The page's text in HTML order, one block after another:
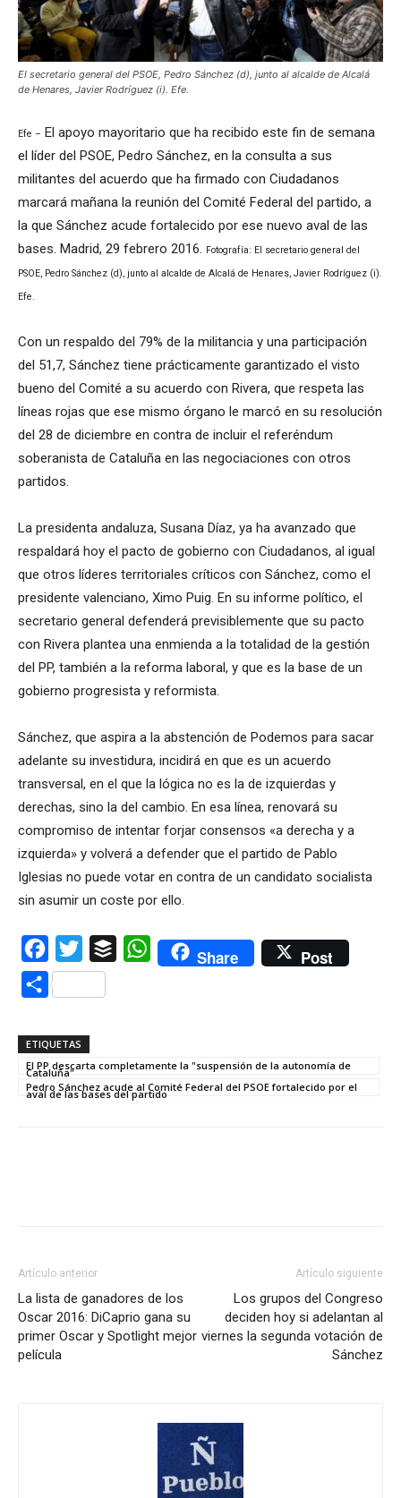
El secretario general del PSOE, Pedro Sánchez (d), junto al alcalde de Alcalá
de Henares, Javier Rodríguez (i). Efe.
Efe – El apoyo mayoritario que ha recibido este fin de semana
el líder del PSOE, Pedro Sánchez, en la consulta a sus
militantes del acuerdo que ha firmado con Ciudadanos
marcará mañana la reunión del Comité Federal del partido, a
la que Sánchez acude fortalecido por ese nuevo aval de las
bases. Madrid, 29 febrero 2016. Fotografía: El secretario general del
PSOE, Pedro Sánchez (d), junto al alcalde de Alcalá de Henares, Javier Rodríguez (i).
Efe.
Con un respaldo del 79% de la militancia y una participación
del 51,7, Sánchez tiene prácticamente garantizado el visto
bueno del Comité a su acuerdo con Rivera, que respeta las
líneas rojas que ese mismo órgano le marcó en su resolución
del 28 de diciembre en contra de incluir el referéndum
soberanista de Cataluña en las negociaciones con otros
partidos.
La presidenta andaluza, Susana Díaz, ya ha avanzado que
respaldará hoy el pacto de gobierno con Ciudadanos, al igual
que otros líderes territoriales críticos con Sánchez, como el
presidente valenciano, Ximo Puig. En su informe político, el
secretario general defenderá previsiblemente que su pacto
con Rivera plantea una enmienda a la totalidad de la gestión
del PP, también a la reforma laboral, y que es la base de un
gobierno progresista y reformista.
Sánchez, que aspira a la abstención de Podemos para sacar
adelante su investidura, incidirá en que es un acuerdo
transversal, en el que la lógica no es la de izquierdas y
derechas, sino la del cambio. En esa línea, renovará su
compromiso de intentar forjar consensos «a derecha y a
izquierda» y volverá a defender que el partido de Pablo
Iglesias no puede votar en contra de un candidato socialista
sin asumir un coste por ello.
Facebook
Twitter Buffer WhatsAppShare Post
Compartir
ETIQUETAS
El PP descarta completamente la "suspensión de la autonomía de
Cataluña"
Pedro Sánchez acude al Comité Federal del PSOE fortalecido por el
aval de las bases del partido
Artículo anterior
La lista de ganadores de los
Oscar 2016: DiCaprio gana su
primer Oscar y Spotlight mejor
película
Artículo siguiente
Los grupos del Congreso
deciden hoy si adelantan al
viernes la segunda votación de
Sánchez